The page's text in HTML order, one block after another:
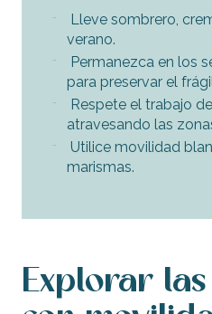
Lleve sombrero,
verano.
Permanezca en los
para preservar el
Respete el trabajo
atravesando las
Utilice movilidad
marismas.
Explorar